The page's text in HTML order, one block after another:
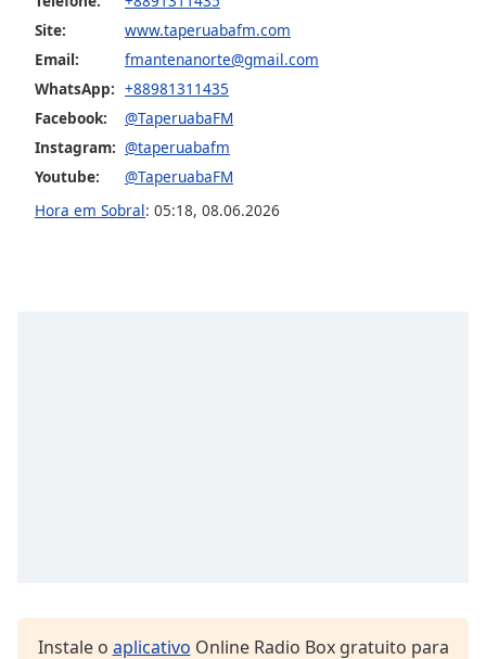
Opacity
Caption
Area
Background
Opacity
Close
Modal
Site:
www.taperuabafm.com
Email:
fmantenanorte@gmail.com
WhatsApp: +88981311435
Facebook:
@TaperuabaFM
Instagram: @taperuabafm
Youtube:
@TaperuabaFM
Hora em Sobral: 05:18, 08.06.2026
Instale o aplicativo Online Radio Box gratuito para